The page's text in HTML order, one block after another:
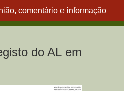
comentário e informação
do AL em